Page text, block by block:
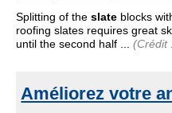
Splitting of the slate blocks
roofing slates requires great
until the second half ...
(Crédit